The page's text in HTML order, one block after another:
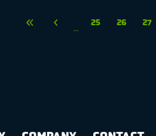
...
25 26 27